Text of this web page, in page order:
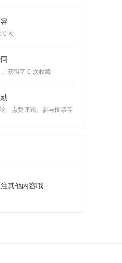
0 次
获得了 0 次收藏
、点赞评论、参与投票等
其他内容哦